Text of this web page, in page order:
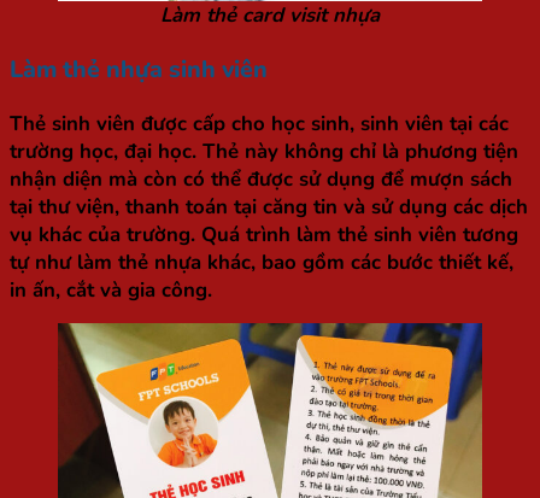
Làm thẻ card visit nhựa
Làm thẻ nhựa sinh viên
Thẻ sinh viên được cấp cho học sinh, sinh viên tại các
trường học, đại học. Thẻ này không chỉ là phương tiện
nhận diện mà còn có thể được sử dụng để mượn sách
tại thư viện, thanh toán tại căng tin và sử dụng các dịch
vụ khác của trường. Quá trình làm thẻ sinh viên tương
tự như làm thẻ nhựa khác, bao gồm các bước thiết kế,
in ấn, cắt và gia công.